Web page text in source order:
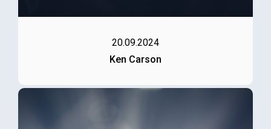
20.09.2024
Ken Carson